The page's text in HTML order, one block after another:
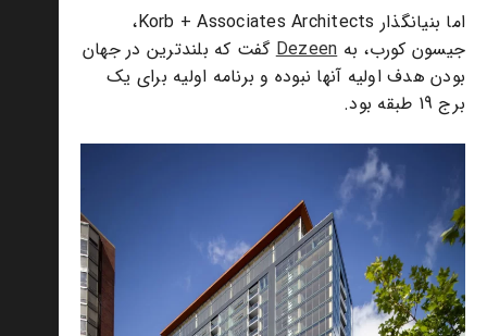
اما بنیانگذار Korb + Associates Architects،
جیسون کورب، بهDezeenگفت که بلندترین در جهان
بودن هدف اولیه آنها نبوده و برنامه اولیه برای یک
برج 19 طبقه بود.